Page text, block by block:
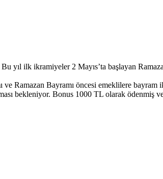
yıl ilk ikramiyeler 2 Mayıs’ta başlayan
ve Ramazan Bayramı öncesi emeklilere
bekleniyor. Bonus 1000 TL olarak